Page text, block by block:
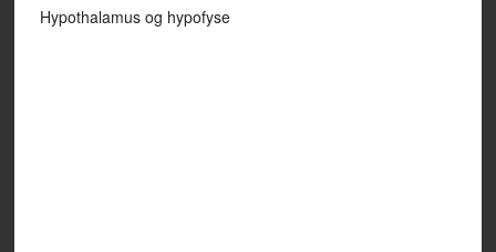
Hypothalamus og hypofyse